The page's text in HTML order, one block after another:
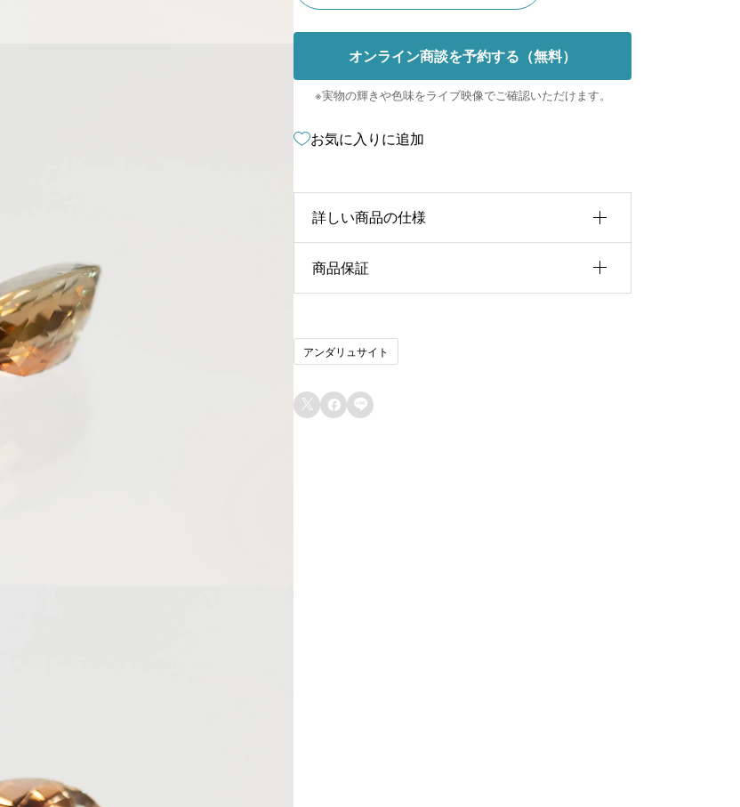
t
e
r
i
オンライン商談を予約する（無料）
※実物の輝きや色味をライブ映像でご確認いただけます。
お気に入りに追加
詳しい商品の仕様
Ct
シェイプ
その他
商品保証
天然石保証
当店で取り扱うルースはすべて天然石で
す。人工石・模造石は一切取り扱ってお
アンダリュサイト
  